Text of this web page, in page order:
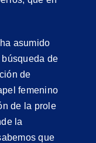
asumido
de
de
femenino
de la prole
la
que